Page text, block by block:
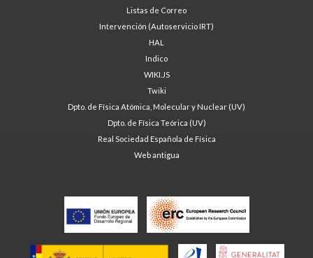
Listas de Correo
Intervención (Autoservicio IRT)
HAL
Indico
WIKI.JS
Twiki
Dpto. de Física Atómica, Molecular y Nuclear (UV)
Dpto. de Física Teórica (UV)
Real Sociedad Española de Física
Web antigua